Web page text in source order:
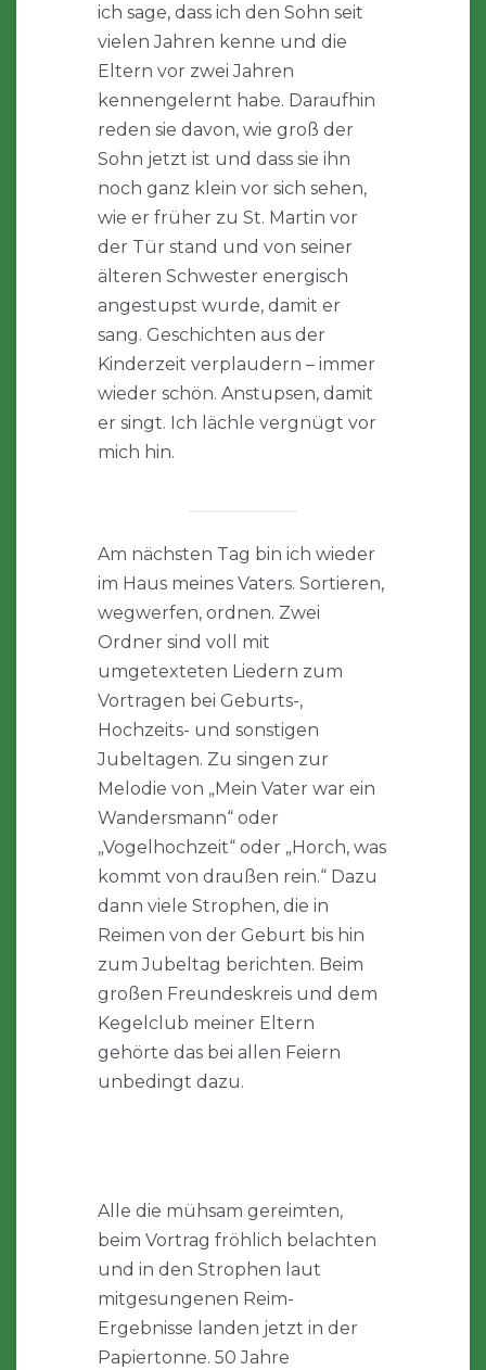
ich sage, dass ich den Sohn seit
vielen Jahren kenne und die
Eltern vor zwei Jahren
kennengelernt habe. Daraufhin
reden sie davon, wie groß der
Sohn jetzt ist und dass sie ihn
noch ganz klein vor sich sehen,
wie er früher zu St. Martin vor
der Tür stand und von seiner
älteren Schwester energisch
angestupst wurde, damit er
sang. Geschichten aus der
Kinderzeit verplaudern – immer
wieder schön. Anstupsen, damit
er singt. Ich lächle vergnügt vor
mich hin.
Am nächsten Tag bin ich wieder
im Haus meines Vaters. Sortieren,
wegwerfen, ordnen. Zwei
Ordner sind voll mit
umgetexteten Liedern zum
Vortragen bei Geburts-,
Hochzeits- und sonstigen
Jubeltagen. Zu singen zur
Melodie von „Mein Vater war ein
Wandersmann“ oder
„Vogelhochzeit“ oder „Horch, was
kommt von draußen rein.“ Dazu
dann viele Strophen, die in
Reimen von der Geburt bis hin
zum Jubeltag berichten. Beim
großen Freundeskreis und dem
Kegelclub meiner Eltern
gehörte das bei allen Feiern
unbedingt dazu.
Alle die mühsam gereimten,
beim Vortrag fröhlich belachten
und in den Strophen laut
mitgesungenen Reim-
Ergebnisse landen jetzt in der
Papiertonne. 50 Jahre